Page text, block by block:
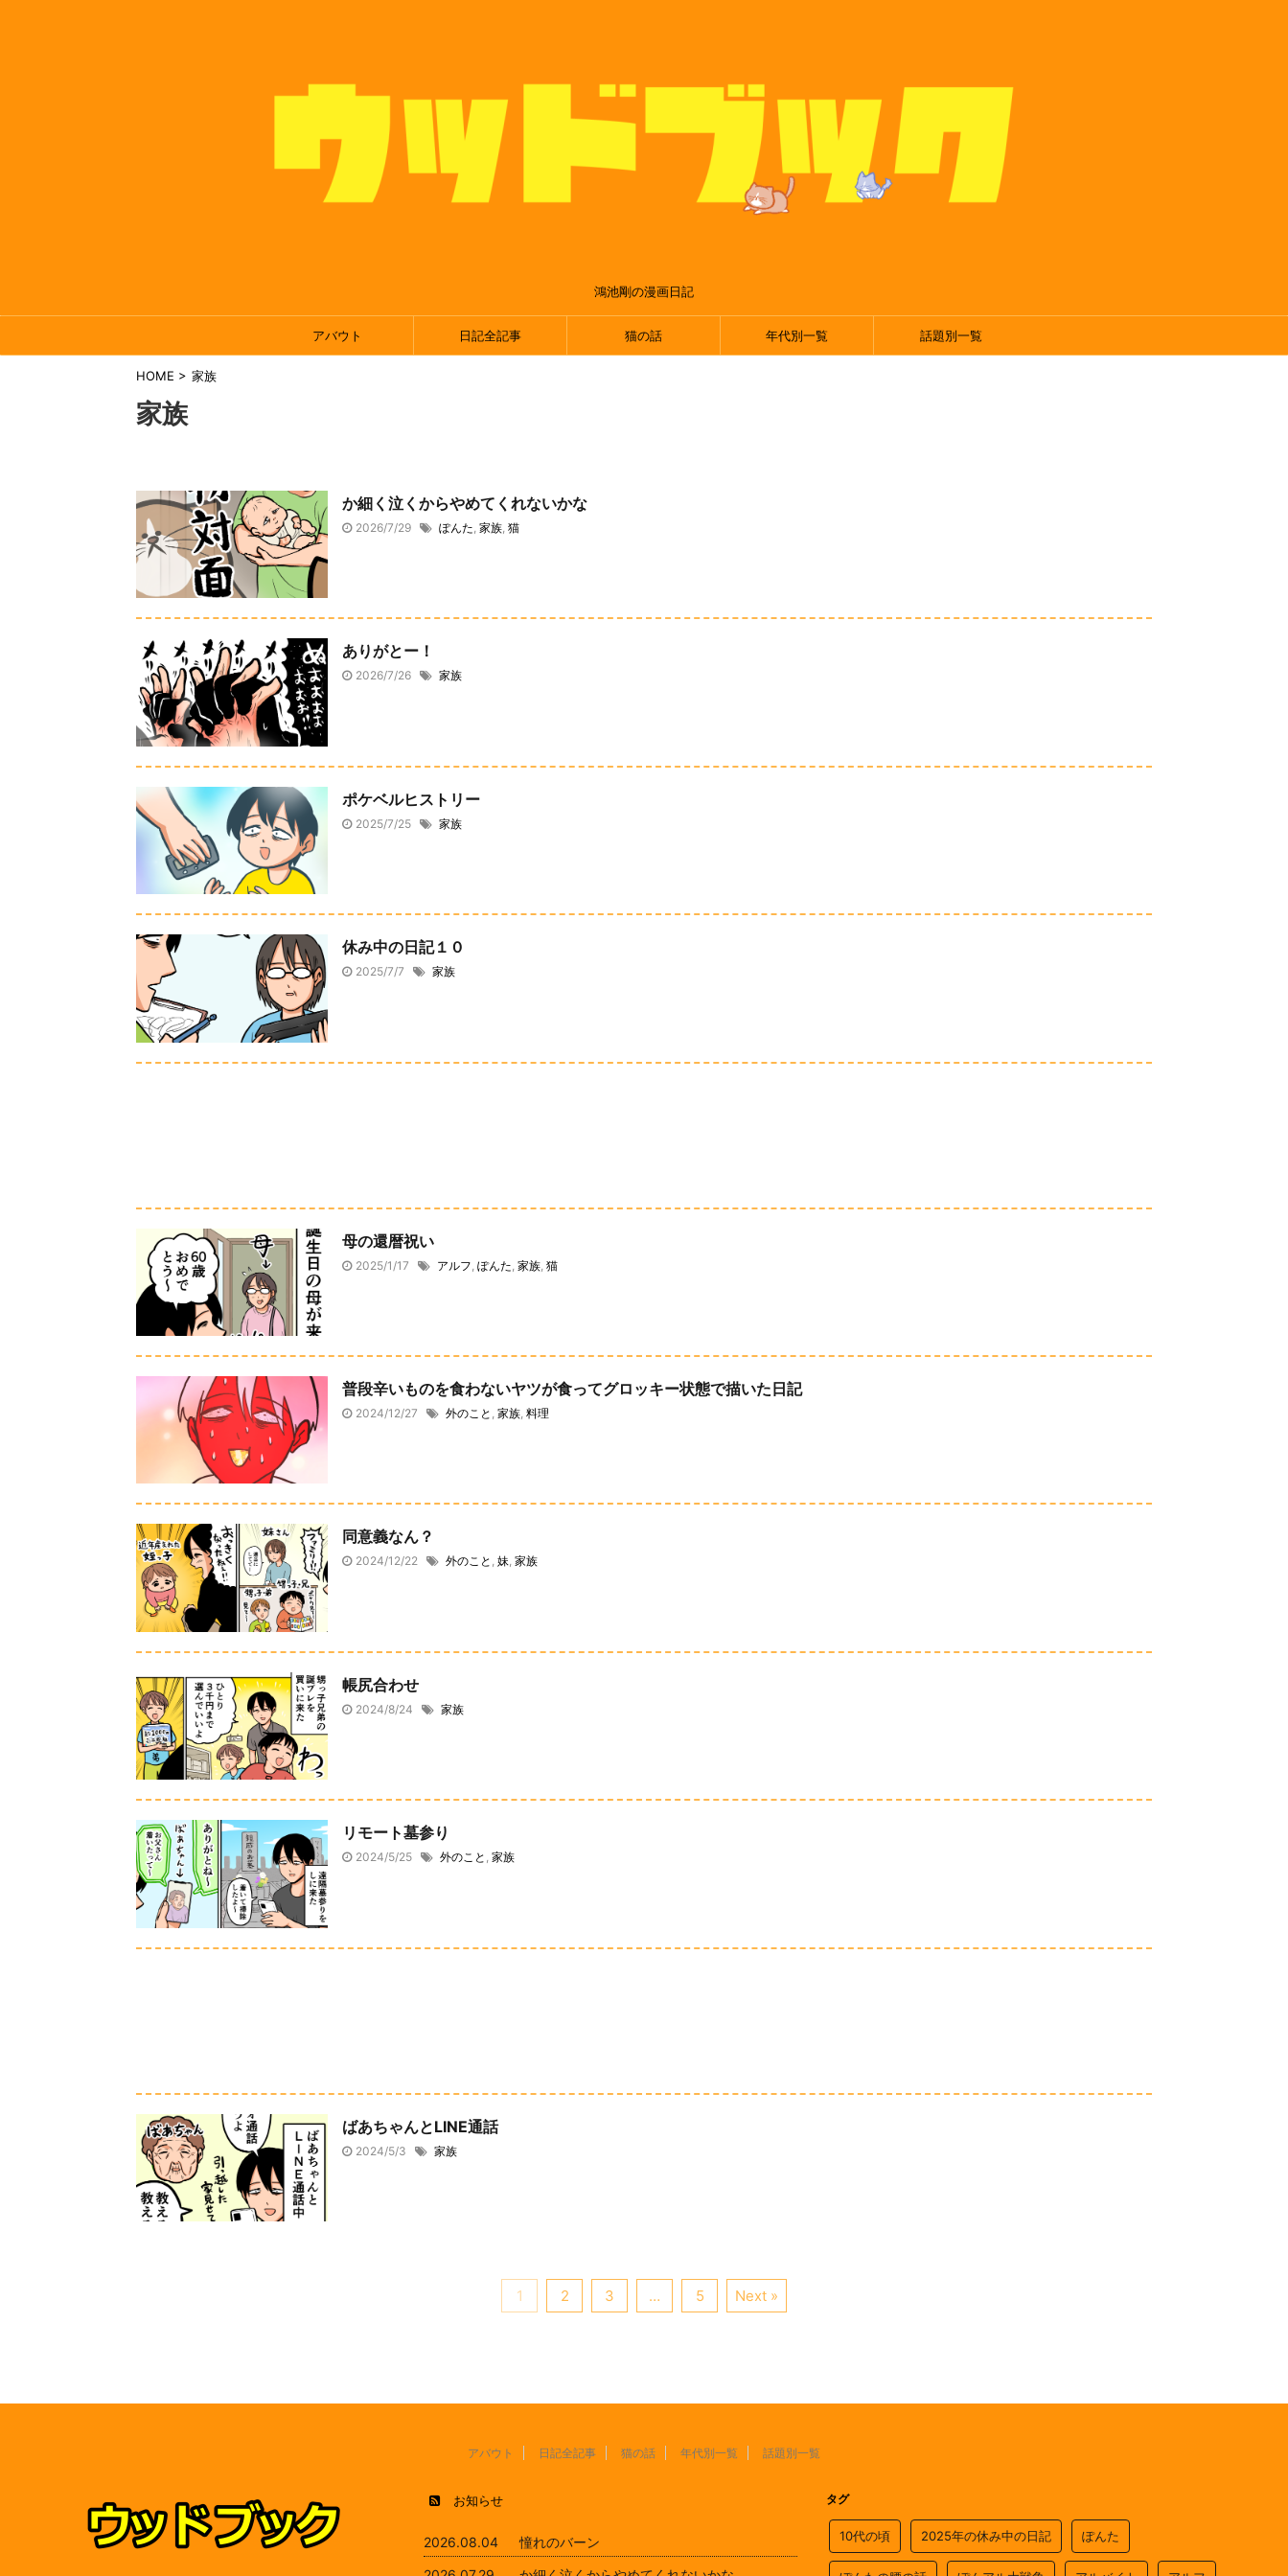
鴻池剛の漫画日記
アバウト 日記全記事 猫の話 年代別一覧 話題別一覧
HOME > 家族
家族
か細く泣くからやめてくれないかな
2026/7/29 ぽんた, 家族, 猫
ありがとー！
2026/7/26 家族
ポケベルヒストリー
2025/7/25 家族
休み中の日記１０
2025/7/7 家族
母の還暦祝い
2025/1/17 アルフ ぽんた 家族 猫
普段辛いものを食わないヤツが食ってグロッキー状態で描いた日記
2024/12/27 外のこと 家族 料理
同意義なん？
2024/12/22 外のこと , 妹, 家族
帳尻合わせ
2024/8/24 家族
リモート墓参り
2024/5/25 外のこと , 家族
ばあちゃんとLINE通話
2024/5/3 家族
1 2 3 … 5 Next »
アバウト 日記全記事 猫の話 年代別一覧 話題別一覧
お知らせ
2026.08.04
憧れのバーン
タグ
10代の頃 2025年の休み中の日記 ぽんた